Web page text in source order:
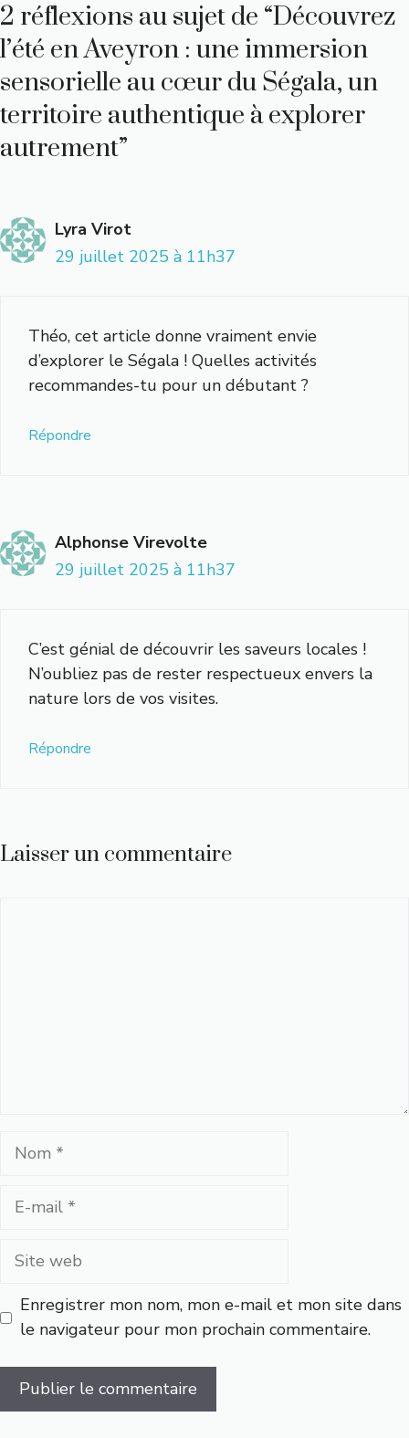
2 réflexions au sujet de “Découvrez
l’été en Aveyron : une immersion
sensorielle au cœur du Ségala, un
territoire authentique à explorer
autrement”
Lyra Virot
29 juillet 2025 à 11h37
Théo, cet article donne vraiment envie
d’explorer le Ségala ! Quelles activités
recommandes-tu pour un débutant ?
Répondre
Alphonse Virevolte
29 juillet 2025 à 11h37
C’est génial de découvrir les saveurs locales !
N’oubliez pas de rester respectueux envers la
nature lors de vos visites.
Répondre
Laisser un commentaire
Nom
Site
Enregistrer mon nom, mon e-mail et mon site dans
le navigateur pour mon prochain commentaire.